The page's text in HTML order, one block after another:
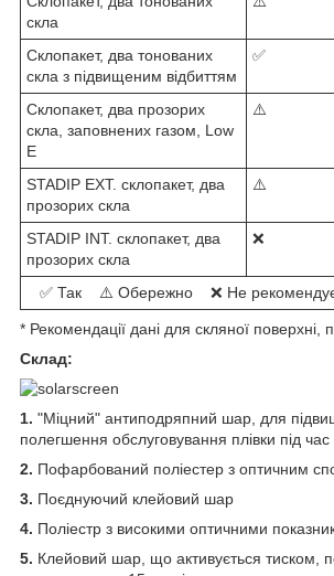
скла
Склопакет, два тонованих
скла з підвищеним відбиттям
✅
Склопакет, два прозорих
скла, заповнених газом, Low
E
⚠️
STADIP EXT. склопакет, два
прозорих скла
⚠️
STADIP INT. склопакет, два
прозорих скла
❌
✅ Так ⚠️ Обережно ❌ Не
* Рекомендації дані для скляної
Склад:
1. "Міцний" антиподряпний шар, для
полегшення обслуговування плівки під
2. Пофарбований поліестер з оптичним
3. Поєднуючий клейовий шар
4. Поліестр з високими оптичними
5. Клейовий шар, що активується тиском,